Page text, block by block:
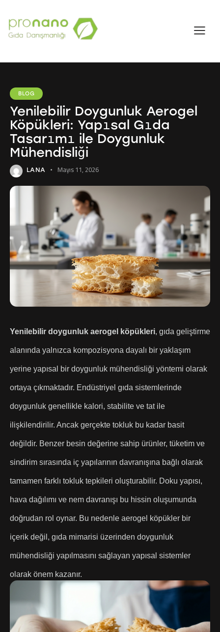
BLOG
Yenilebilir Doygunluk Aerogel
Köpükleri: Yapısal Gıda
Tasarımı ile Doygunluk
Mühendisliği
LANA Mayıs 11, 2026
Yenilebilir doygunluk aerogel köpükleri, gıda geliştirme
alanında yalnızca kompozisyona dayalı bir yaklaşım
yerine yapısal bir doygunluk mühendisliği yöntemi olarak
ortaya çıkmaktadır. Endüstriyel gıda sistemlerinde
doygunluk genellikle kalori, stabilite ve tat ile
ilişkilendirilir. Ancak gerçekte tokluk bu kadar basit
değildir. Benzer besin değerine sahip ürünler, tüketim ve
sindirim sırasında iç yapılarının davranışına bağlı olarak
tamamen farklı tokluk tepkileri oluşturabilir. Doku yapısı,
hava dağılımı ve nem davranışı bu hissin oluşumunda
doğrudan rol oynar. Bu nedenle aerogel köpükler bir
içerik değil, gıda mimarisi üzerinden doygunluk
mühendisliği yapılmasını sağlayan yapısal sistemler
olarak önem kazanır.